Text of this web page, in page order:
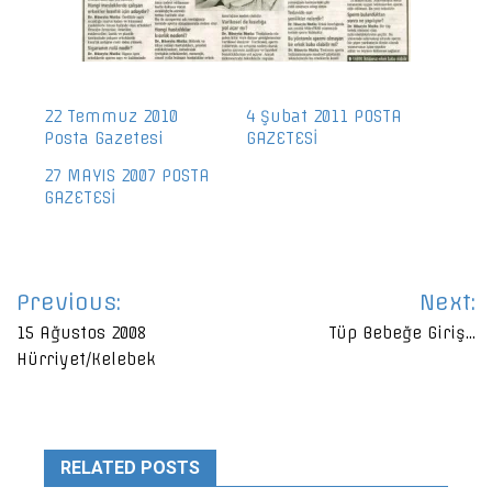
22 Temmuz 2010
Posta Gazetesi
4 Şubat 2011 POSTA
GAZETESİ
27 MAYIS 2007 POSTA
GAZETESİ
Yazı
gezinmesi
Previous:
15 Ağustos 2008
Hürriyet/Kelebek
Next:
Tüp Bebeğe Giriş…
RELATED POSTS